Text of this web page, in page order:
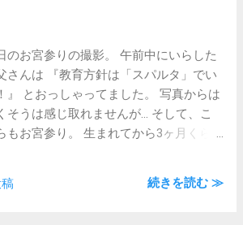
のお宮参りの撮影。 午前中にいらした
さんは 『教育方針は「スパルタ」でい
』 とおっしゃってました。 写真からは
そうは感じ取れませんが… そして、こ
もお宮参り。 生まれてから3ヶ月くら
応してニコニコ。 最後は寝てしまいま
続きを読む ≫